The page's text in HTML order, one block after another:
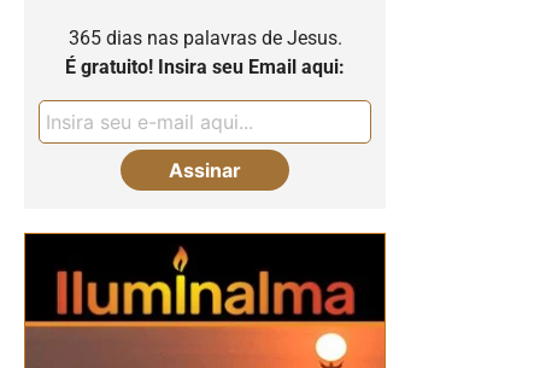
365 dias nas palavras de Jesus.
É gratuito! Insira seu Email aqui: